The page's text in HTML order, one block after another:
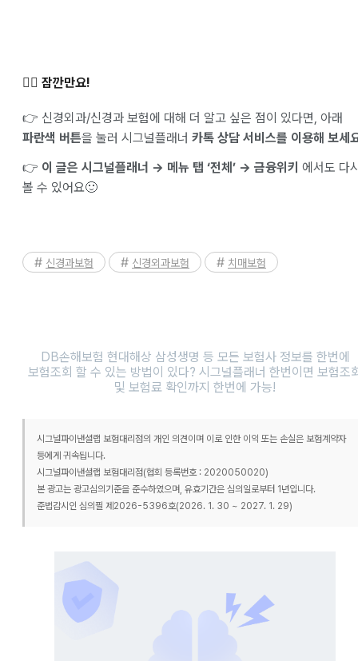
✋🏻 잠깐만요!
👉 신경외과/신경과 보험에 대해 더 알고 싶은 점이 있다면, 아래
파란색 버튼을 눌러 시그널플래너 카톡 상담 서비스를 이용해 보세
👉 이 글은 시그널플래너 → 메뉴 탭 ‘전체’ → 금융위키 에서도 다
볼 수 있어요🙂
신경과보험 신경외과보험 치매보험
DB손해보험 현대해상 삼성생명 등 모든 보험사 정보를 한번에
보험조회 할 수 있는 방법이 있다? 시그널플래너 한번이면 보험조
및 보험료 확인까지 한번에 가능!
시그널파이낸셜랩 보험대리점의 개인 의견이며 이로 인한 이익 또는 손실은 보험계약자
등에게 귀속됩니다.
시그널파이낸셜랩 보험대리점(협회 등록번호 : 2020050020)
본 광고는 광고심의기준을 준수하였으며, 유효기간은 심의일로부터 1년입니다.
준법감시인 심의필 제2026-5396호(2026. 1. 30 ~ 2027. 1. 29)